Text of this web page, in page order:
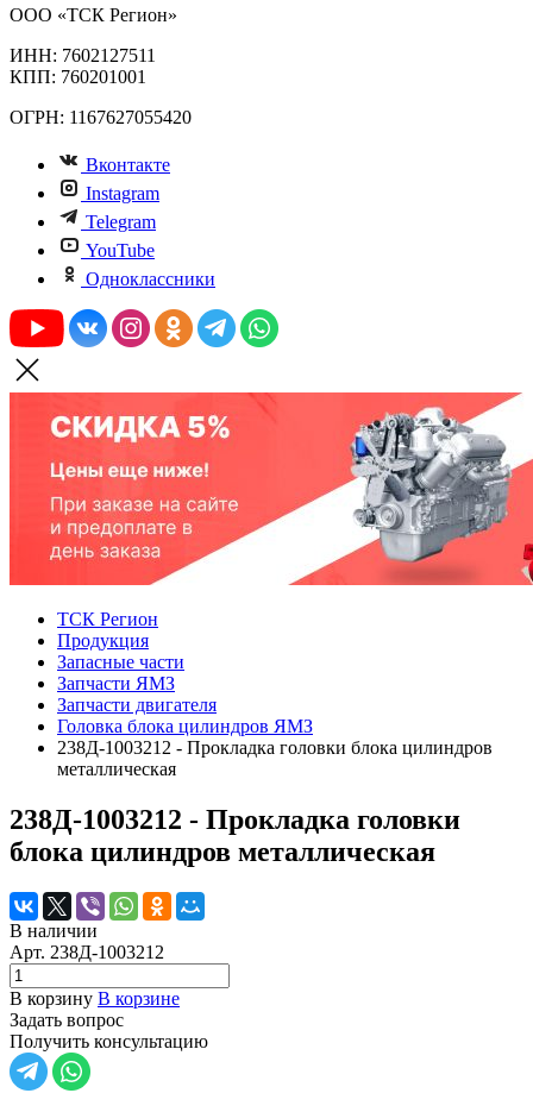
ООО «ТСК Регион»
ИНН: 7602127511
КПП: 760201001
ОГРН: 1167627055420
Вконтакте
Instagram
Telegram
YouTube
Одноклассники
ТСК Регион
Продукция
Запасные части
Запчасти ЯМЗ
Запчасти двигателя
Головка блока цилиндров ЯМЗ
238Д-1003212 - Прокладка головки блока цилиндров
металлическая
238Д-1003212 - Прокладка головки
блока цилиндров металлическая
В наличии
Арт. 238Д-1003212
В корзину В корзине
Задать вопрос
Получить консультацию